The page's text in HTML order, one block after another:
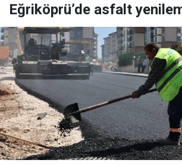
Eğriköprü’de asfalt